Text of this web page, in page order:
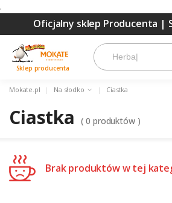
.
Oficjalny sklep Producenta |
Sklep producenta
Mokate.pl | Na słodko | Ciastka
Ciastka (0 produktów )
Brak produktów w tej